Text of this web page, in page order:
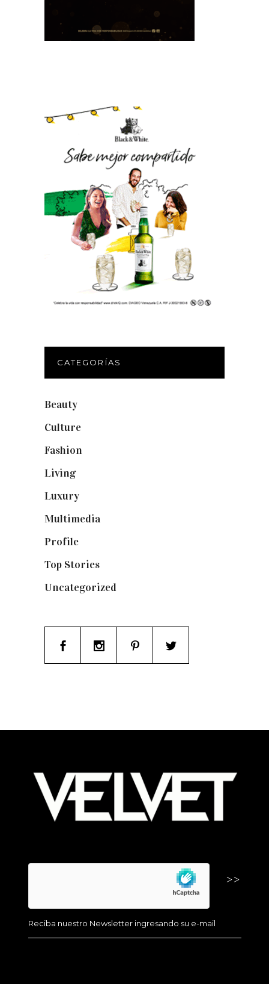
CATEGORÍAS
Beauty
Culture
Fashion
Living(337)
Luxury
Multimedia
Profile
Top Stories
Uncategorized